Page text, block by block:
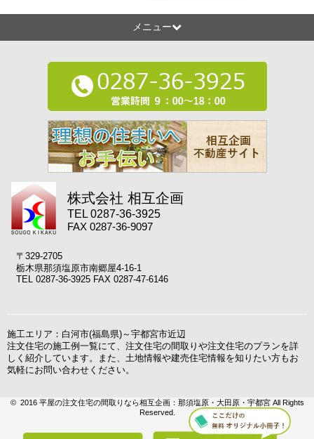
メニュー
株式会社 相互企画
TEL 0287-36-3925
FAX 0287-36-9097
〒329-2705
栃木県那須塩原市南郷屋4-16-1
TEL 0287-36-3925 FAX 0287-47-6146
施工エリア：白河市(福島県)～宇都宮市近辺
注文住宅の施工例一覧にて、注文住宅の間取りや注文住宅のプランを詳
しく紹介しています。また、土地情報や建売住宅情報を知りたい方もお
気軽にお問い合わせください。
© 2016 平屋の注文住宅の間取りなら相互企画：那須塩原・大田原・宇都宮 All Rights
Reserved.